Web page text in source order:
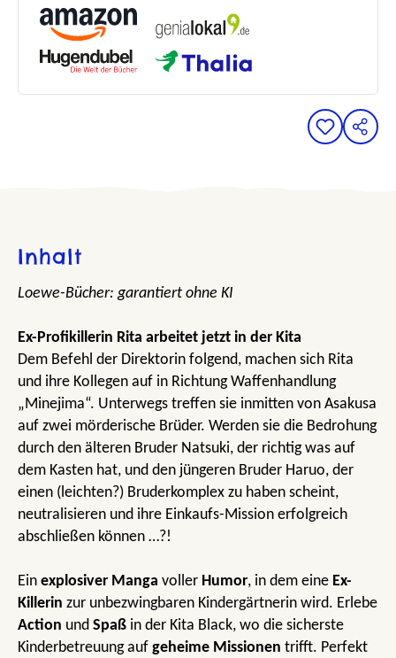
Inhalt
Loewe-Bücher: garantiert ohne KI
Ex-Profikillerin Rita arbeitet jetzt in der Kita
Dem Befehl der Direktorin folgend, machen sich Rita
und ihre Kollegen auf in Richtung Waffenhandlung
„Minejima“. Unterwegs treffen sie inmitten von Asakusa
auf zwei mörderische Brüder. Werden sie die Bedrohung
durch den älteren Bruder Natsuki, der richtig was auf
dem Kasten hat, und den jüngeren Bruder Haruo, der
einen (leichten?) Bruderkomplex zu haben scheint,
neutralisieren und ihre Einkaufs-Mission erfolgreich
abschließen können …?!
Ein explosiver Manga voller Humor, in dem eine Ex-
Killerin zur unbezwingbaren Kindergärtnerin wird. Erlebe
Action und Spaß in der Kita Black, wo die sicherste
Kinderbetreuung auf geheime Missionen trifft. Perfekt